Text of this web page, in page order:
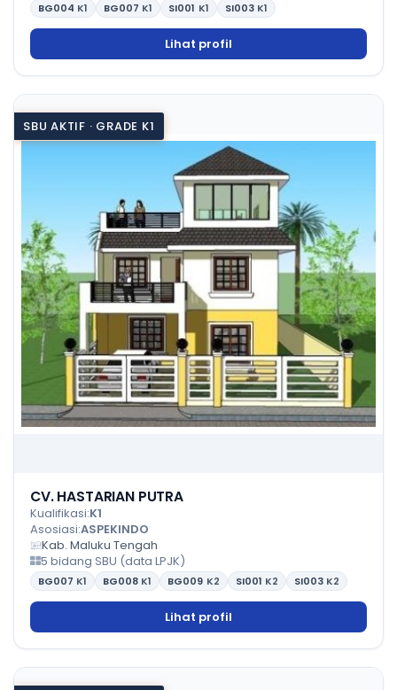
BG004 K1 BG007 K1 SI001 K1 SI003 K1
Lihat profil
SBU AKTIF · GRADE K1
CV. HASTARIAN PUTRA
Kualifikasi:K1
Asosiasi:ASPEKINDO
Kab. Maluku Tengah
5 bidang SBU (data LPJK)
BG007 K1 BG008 K1 BG009 K2 SI001 K2 SI003 K2
Lihat profil